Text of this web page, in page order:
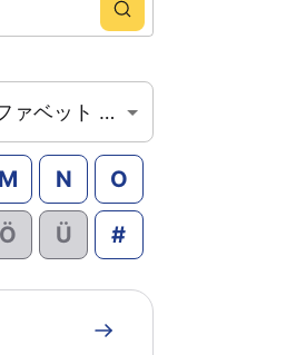
アルファベット の アルファベット
M N O
Ö Ü #